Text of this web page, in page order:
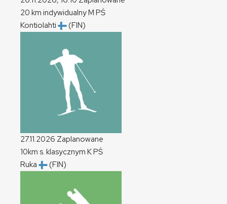
20 km indywidualnyM PŚ
Kontiolahti
(FIN)
27.11.2026 Zaplanowane
10km s. klasycznym KPŚ
Ruka
(FIN)